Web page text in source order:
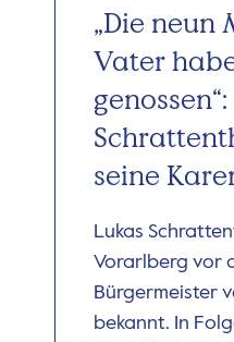
„Die neun
Vater
seine
Lukas
Vorarlberg vor
Bürgermeister
bekannt. In